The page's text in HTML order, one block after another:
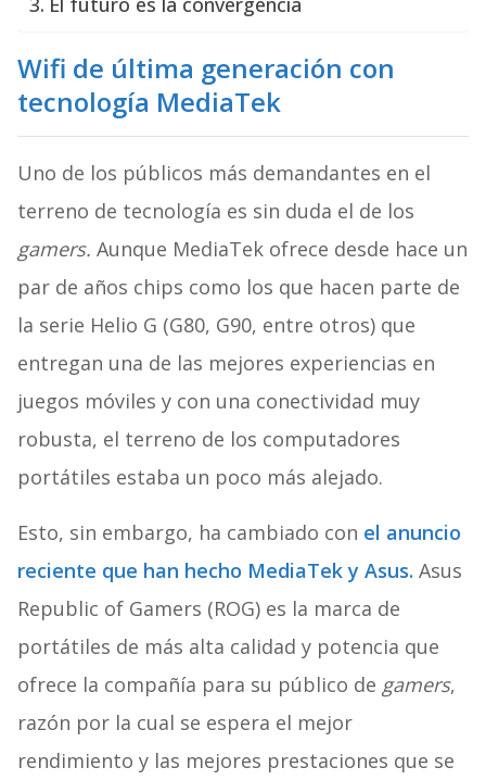
Wifi de última generación con
tecnología MediaTek
Uno de los públicos más demandantes en el
terreno de tecnología es sin duda el de los
gamers. Aunque MediaTek ofrece desde hace un
par de años chips como los que hacen parte de
la serie Helio G (G80, G90, entre otros) que
entregan una de las mejores experiencias en
juegos móviles y con una conectividad muy
robusta, el terreno de los computadores
portátiles estaba un poco más alejado.
Esto, sin embargo, ha cambiado con el anuncio
reciente que han hecho MediaTek y Asus. Asus
Republic of Gamers (ROG) es la marca de
portátiles de más alta calidad y potencia que
ofrece la compañía para su público de gamers,
razón por la cual se espera el mejor
rendimiento y las mejores prestaciones que se